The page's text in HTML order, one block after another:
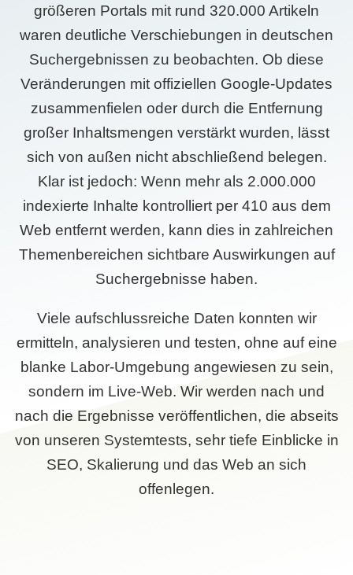
größeren Portals mit rund 320.000 Artikeln
waren deutliche Verschiebungen in deutschen
Suchergebnissen zu beobachten. Ob diese
Veränderungen mit offiziellen Google-Updates
zusammenfielen oder durch die Entfernung
großer Inhaltsmengen verstärkt wurden, lässt
sich von außen nicht abschließend belegen.
Klar ist jedoch: Wenn mehr als 2.000.000
indexierte Inhalte kontrolliert per 410 aus dem
Web entfernt werden, kann dies in zahlreichen
Themenbereichen sichtbare Auswirkungen auf
Suchergebnisse haben.
Viele aufschlussreiche Daten konnten wir
ermitteln, analysieren und testen, ohne auf eine
blanke Labor-Umgebung angewiesen zu sein,
sondern im Live-Web. Wir werden nach und
nach die Ergebnisse veröffentlichen, die abseits
von unseren Systemtests, sehr tiefe Einblicke in
SEO, Skalierung und das Web an sich
offenlegen.